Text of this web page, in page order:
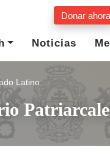
Donar ahora
Noticias
Latino